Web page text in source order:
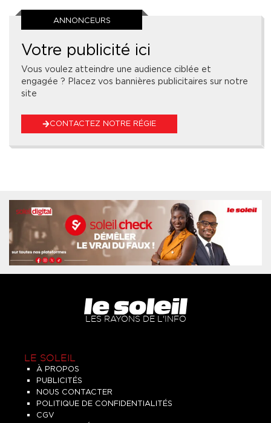
ANNONCEURS
Votre publicité ici
Vous voulez atteindre une audience ciblée et
engagée ? Placez vos bannières publicitaires sur notre
site
CONTACTEZ NOTRE RÉGIE
LES RAYONS DE L'INFO
LE SOLEIL
À PROPOS
PUBLICITÉS
NOUS CONTACTER
POLITIQUE DE CONFIDENTIALITÉS
CGV